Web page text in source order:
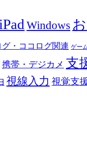
Windows
グ・ココログ関連 ゲー
携帯・デジカメ 支
視線入力 視覚支